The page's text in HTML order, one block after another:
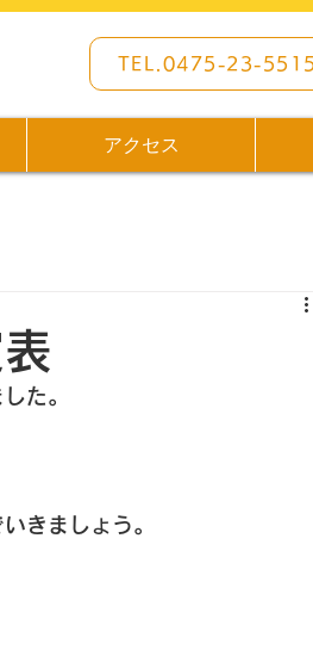
TEL.0475-23-
アクセス
た。
きましょう。